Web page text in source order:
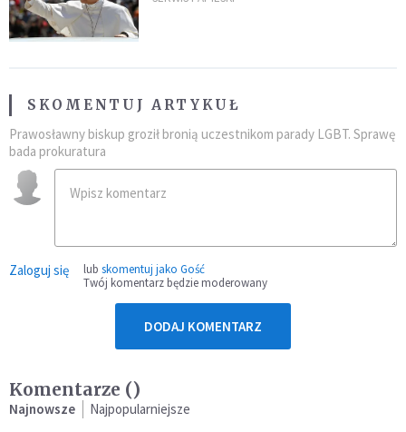
SKOMENTUJ ARTYKUŁ
Prawosławny biskup groził bronią uczestnikom parady LGBT. Sprawę
bada prokuratura
Zaloguj się lub skomentuj jako Gość
Twój komentarz będzie moderowany
DODAJ KOMENTARZ
Komentarze ()
Najnowsze Najpopularniejsze